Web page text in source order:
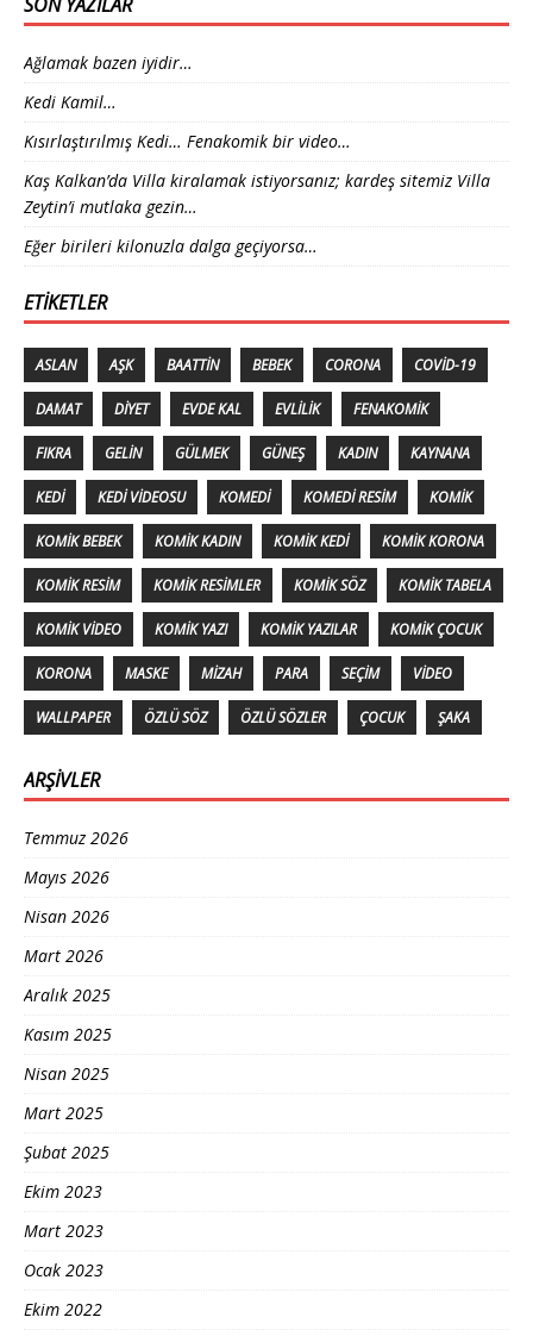
Ağlamak bazen iyidir…
Kedi Kamil…
Kısırlaştırılmış Kedi… Fenakomik bir video…
Kaş Kalkan’da Villa kiralamak istiyorsanız; kardeş sitemiz Villa
Zeytin’i mutlaka gezin…
Eğer birileri kilonuzla dalga geçiyorsa…
ETIKETLER
ASLAN AŞK BAATTIN BEBEK CORONA COVID-19
DAMAT DIYET EVDE KAL EVLILIK FENAKOMIK
FIKRA GELIN GÜLMEK GÜNEŞ KADIN KAYNANA
KEDI KEDI VIDEOSU KOMEDI KOMEDI RESIM KOMIK
KOMIK BEBEK KOMIK KADIN KOMIK KEDI KOMIK KORONA
KOMIK RESIM KOMIK RESIMLER KOMIK SÖZ KOMIK TABELA
KOMIK VIDEO KOMIK YAZI KOMIK YAZILAR KOMIK ÇOCUK
KORONA MASKE MIZAH PARA SEÇIM VIDEO
WALLPAPER ÖZLÜ SÖZ ÖZLÜ SÖZLER ÇOCUK ŞAKA
ARŞIVLER
Temmuz 2026
Mayıs 2026
Nisan 2026
Mart 2026
Aralık 2025
Kasım 2025
Nisan 2025
Mart 2025
Şubat 2025
Ekim 2023
Mart 2023
Ocak 2023
Ekim 2022